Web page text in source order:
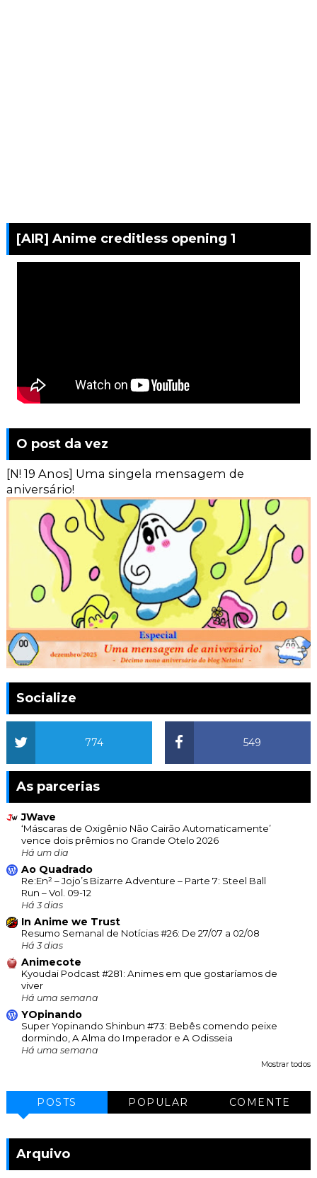
[AIR] Anime creditless opening 1
O post da vez
[N! 19 Anos] Uma singela mensagem de
aniversário!
Socialize
549
774
As parcerias
JWave
‘Máscaras de Oxigênio Não Cairão Automaticamente’
vence dois prêmios no Grande Otelo 2026
Há um dia
Ao Quadrado
Re:En² – Jojo’s Bizarre Adventure – Parte 7: Steel Ball
Run – Vol. 09-12
Há 3 dias
In Anime we Trust
Resumo Semanal de Notícias #26: De 27/07 a 02/08
Há 3 dias
Animecote
Kyoudai Podcast #281: Animes em que gostaríamos de
viver
Há uma semana
YOpinando
Super Yopinando Shinbun #73: Bebês comendo peixe
dormindo, A Alma do Imperador e A Odisseia
Há uma semana
Mostrar todos
POSTS POPULAR COMENTE
Arquivo